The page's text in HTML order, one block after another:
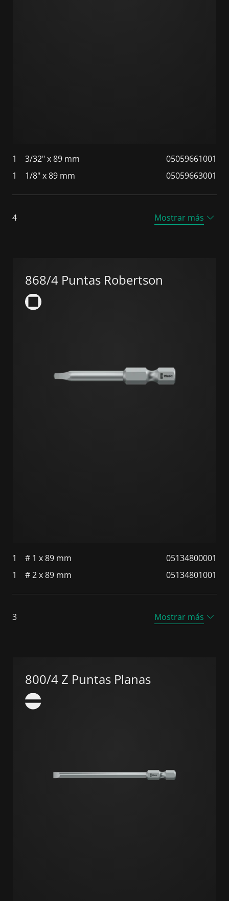
1 3/32" x 89 mm
05059661001
1
1/8" x 89 mm 05059663001
4 Mostrar más
868/4 Puntas Robertson
1 # 1 x 89 mm
05134800001
1
# 2 x 89 mm 05134801001
3 Mostrar más
800/4 Z Puntas Planas